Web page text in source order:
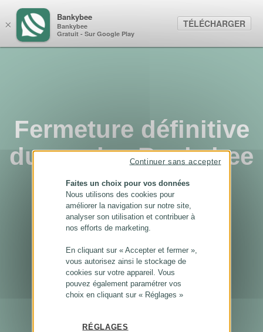
Fermeture définitive
du service Bankybee
...
×
Bankybee
Bankybee
Gratuit - Sur Google Play
TÉLÉCHARGER
Faites un choix pour vos données
Nous utilisons des cookies pour
améliorer la navigation sur notre site,
analyser son utilisation et contribuer à
nos efforts de marketing.
En cliquant sur « Accepter et fermer »,
vous autorisez ainsi le stockage de
cookies sur votre appareil. Vous
pouvez également paramétrer vos
choix en cliquant sur « Réglages »
RÉGLAGES
Continuer sans accepter